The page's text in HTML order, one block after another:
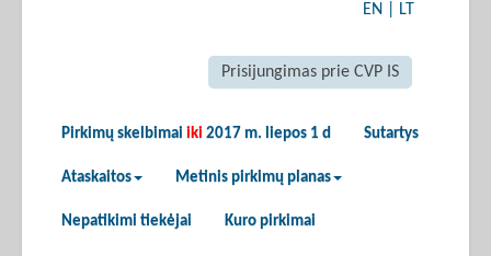
EN LT
Prisijungimas prie CVP IS
Pirkimų skelbimai iki 2017 m. liepos 1 d Sutartys
Ataskaitos Metinis pirkimų planas
Nepatikimi tiekėjai Kuro pirkimai